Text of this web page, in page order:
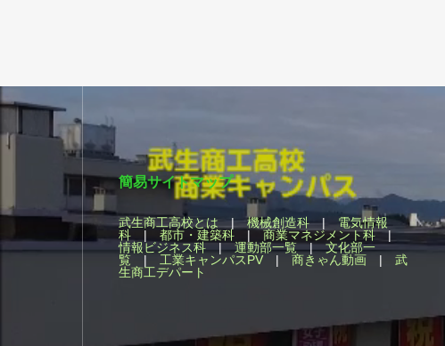
簡易サイトマップ
武生商工高校とは|機械創造科| 電気情報
科 | 都市・建築科 | 商業マネジメント科|
情報ビジネス科 |運動部一覧|文化部一
覧 | 工業キャンパスPV | 商きゃん動画 | 武
生商工デパート